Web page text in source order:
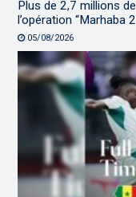
Plus de 2,7 millions
l’opération “Marhaba
05/08/2026